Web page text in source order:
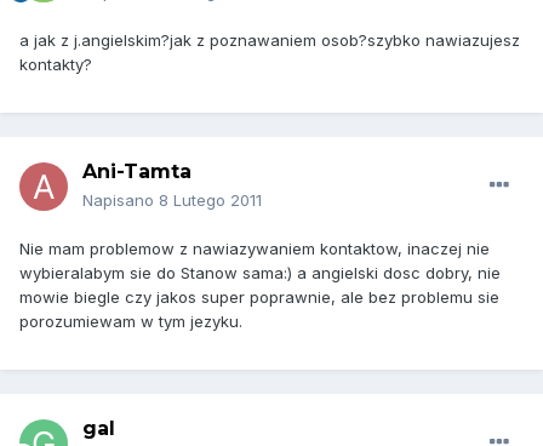
a jak z j.angielskim?jak z poznawaniem osob?szybko nawiazujesz
kontakty?
Ani-Tamta
Napisano 8 Lutego 2011
Nie mam problemow z nawiazywaniem kontaktow, inaczej nie
wybieralabym sie do Stanow sama:) a angielski dosc dobry, nie
mowie biegle czy jakos super poprawnie, ale bez problemu sie
porozumiewam w tym jezyku.
gal